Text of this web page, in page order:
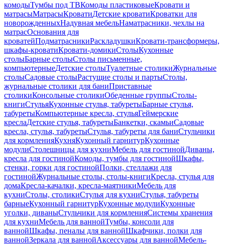
комодыТумбы под ТВКомоды пластиковыеКровати и
матрасыМатрасыКроватиДетские кроватиКроватки для
новорожденныхНадувная мебельНаматрасники, чехлы на
матрасОснования для
кроватейПодматрасникиРаскладушкиКровати-трансформеры,
шкафы-кроватиКровати-домикиСтолыКухонные
столыБарные столыСтолы письменные,
компьютерныеДетские столыТуалетные столикиЖурнальные
столыСадовые столыРастущие столы и партыСтолы,
журнальные столики для баниПриставные
столикиКонсольные столикиОбеденные группыСтолы-
книгиСтульяКухонные стулья, табуретыБарные стулья,
табуретыКомпьютерные кресла, стульяГеймерские
креслаДетские стулья, табуретыБанкетки, скамьиСадовые
кресла, стулья, табуретыСтулья, табуреты для баниСтульчики
для кормленияКухняКухонный гарнитурКухонные
модулиСтолешницы для кухниМебель для гостинойДиваны,
кресла для гостинойКомоды, тумбы для гостинойШкафы,
стенки, горки для гостинойПолки, стеллажи для
гостинойЖурнальные столы, столы-книгиКресла, стулья для
домаКресла-качалки, кресла-маятникиМебель для
кухниСтолы, столикиСтулья для кухниСтулья, табуреты
барныеКухонный гарнитурКухонные модулиКухонные
уголки, диваныСтульчики для кормленияСистемы хранения
для кухниМебель для ваннойТумбы, консоли для
ваннойШкафы, пеналы для ваннойШкафчики, полки для
ваннойЗеркала для ваннойАксессуары для ваннойМебель-